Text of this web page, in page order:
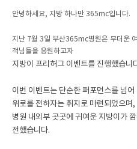
안녕하세요, 지방 하나만 365mc입니다.
지난 7월 3일 부산365mc병원은 무더운
객님들을 응원하고자
지방이 프리허그 이벤트를 진행했습니
이번 이벤트는 단순한 퍼포먼스를 넘
위로를 전하자는 취지로 마련되었으며,
병원 내외부 곳곳에 귀여운 지방이가
전했습니다.